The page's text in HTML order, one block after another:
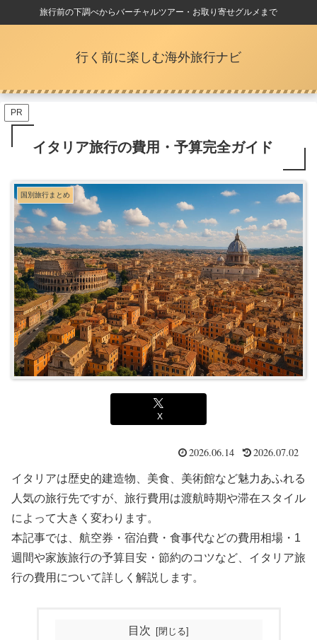
旅行前の下調べからバーチャルツアー・お取り寄せグルメまで
行く前に楽しむ海外旅行ナビ
PR
イタリア旅行の費用・予算完全ガイド
国別旅行まとめ
X
2026.06.14 2026.07.02
イタリアは歴史的建造物、美食、美術館など魅力あふれる
人気の旅行先ですが、旅行費用は渡航時期や滞在スタイル
によって大きく変わります。
本記事では、航空券・宿泊費・食事代などの費用相場・1
週間や家族旅行の予算目安・節約のコツなど、イタリア旅
行の費用について詳しく解説します。
目次